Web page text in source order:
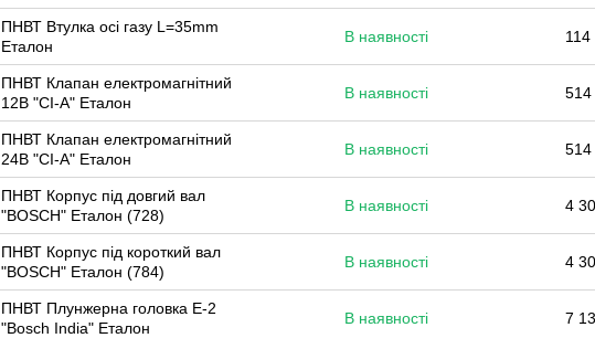
ПНВТ Втулка осі газу L=35mm
Еталон
В наявності 114
ПНВТ Клапан електромагнітний
12В "CI-A" Еталон
В наявності 514
ПНВТ Клапан електромагнітний
24В "CI-A" Еталон
В наявності 514
ПНВТ Корпус під довгий вал
"BOSCH" Еталон (728)
В наявності 4
ПНВТ Корпус під короткий вал
"BOSCH" Еталон (784)
В наявності 4
ПНВТ Плунжерна головка Е-2
"Bosch India" Еталон
В наявності 7